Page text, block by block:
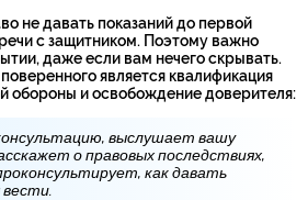
не давать показаний до первой
с защитником. Поэтому важно
даже если вам нечего скрывать.
является квалификация
обороны и освобождение доверителя:
выслушает вашу
о правовых последствиях,
как давать
вести.